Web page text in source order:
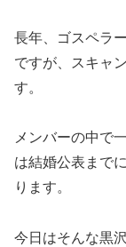
長年、ゴスペラ
ですが、スキャ
す。
メンバーの中で
は結婚公表まで
ります。
今日はそんな黒